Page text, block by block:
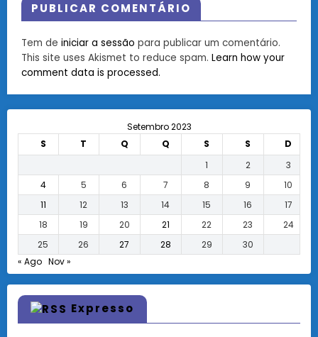
PUBLICAR COMENTÁRIO
Tem de iniciar a sessão para publicar um comentário.
This site uses Akismet to reduce spam. Learn how your
comment data is processed.
Setembro 2023
S
T Q Q S S
D
1
2
3
4
5 6 7 8 9
10
11
12 13 14 15 16
17
18
19 20 21 22 23
24
25
26 27 28 29
30
« Ago Nov »
Expresso